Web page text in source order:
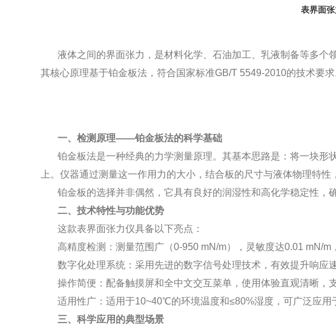
表界面
液体之间的界面张力，是材料化学、石油加工、乳液制备等多个
其核心原理基于铂金板法，符合国家标准GB/T 5549-2010的技术要求
一、检测原理——铂金板法的科学基础
铂金板法是一种经典的力学测量原理。其基本思路是：将一块
上。仪器通过测量这一作用力的大小，结合板的尺寸与液体物理特
铂金板的选择并非偶然，它具有良好的润湿性和高化学稳定性，
二、技术特性与功能优势
这款表界面张力仪具备以下亮点：
高精度检测：测量范围广（0-950 mN/m），灵敏度达0.01 mN/
数字化处理系统：采用先进的数字信号处理技术，有效提升响应
操作简便：配备触摸屏和全中文交互菜单，使用体验直观清晰，
适用性广：适用于10~40℃的环境温度和≤80%湿度，可广泛应用
三、科学应用的典型场景